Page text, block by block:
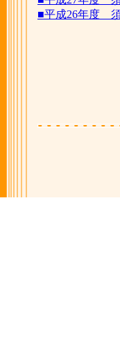
■平成26年度